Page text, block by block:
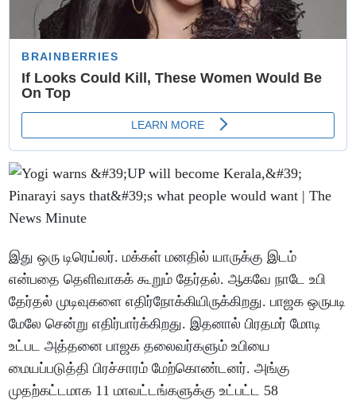
இது ஒரு டிரெய்லர். மக்கள் மனதில் யாருக்கு இடம்
என்பதை தெளிவாகக் கூறும் தேர்தல். ஆகவே நாடே உபி
தேர்தல் முடிவுகளை எதிர்நோக்கியிருக்கிறது. பாஜக ஒருபடி
மேலே சென்று எதிர்பார்க்கிறது. இதனால் பிரதமர் மோடி
உட்பட அத்தனை பாஜக தலைவர்களும் உபியை
மையப்படுத்தி பிரச்சாரம் மேற்கொண்டனர். அங்கு
முதற்கட்டமாக 11 மாவட்டங்களுக்கு உட்பட்ட 58